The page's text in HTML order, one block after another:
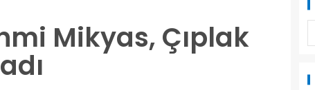
Mikyas, Çıplak